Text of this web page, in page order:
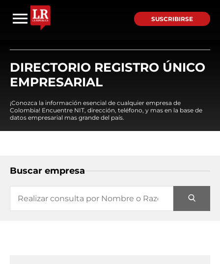
SUSCRIBIRSE
DIRECTORIO REGISTRO ÚNICO
EMPRESARIAL
¡Conozca la información esencial de cualquier empresa de
Colombia! Encuentre NIT, dirección, teléfono, y mas en la base de
datos empresarial mas grande del país.
Buscar empresa